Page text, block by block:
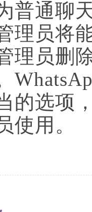
普通聊
理员将
理员删
的选项
使用。